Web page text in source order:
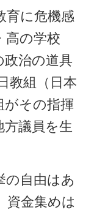
に危機感
高の学校
政治の道具
教組（日本
がその指揮
方議員を生
自由はあ
資金集めは